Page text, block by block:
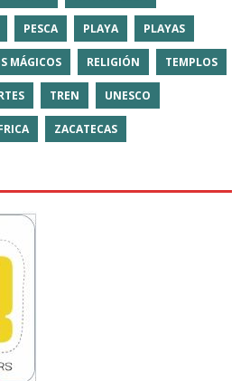
PESCA PLAYA PLAYAS
MÁGICOS RELIGIÓN TEMPLOS
TREN UNESCO
ZACATECAS